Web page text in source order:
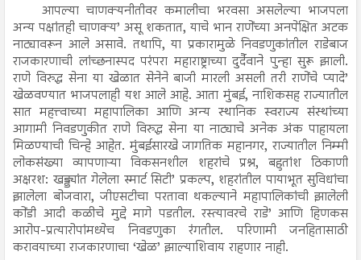
आपल्या चाणक्यनीतीवर कमालीचा भरवसा असलेल्या भाजपला
अन्य पक्षांतही चाणक्य’ असू शकतात, याचे भान राणेंच्या अनपेक्षित अटक
नाट्यावरून आले असावे. तथापि, या प्रकारामुळे निवडणुकांतील राडेबाज
राजकारणाची लांच्छनास्पद परंपरा महाराष्ट्राच्या दुर्दैवाने पुन्हा सुरू झाली.
राणे विरुद्ध सेना या खेळात सेनेने बाजी मारली असली तरी राणेंचे प्यादे’
खेळवण्यात भाजपलाही यश आले आहे. आता मुंबई, नाशिकसह राज्यातील
सात महत्त्वाच्या महापालिका आणि अन्य स्थानिक स्वराज्य संस्थांच्या
आगामी निवडणुकीत राणे विरुद्ध सेना या नाट्याचे अनेक अंक पाहायला
मिळण्याची चिन्हे आहेत. मुंबईसारखे जागतिक महानगर, राज्यातील निम्मी
लोकसंख्या व्यापणाऱ्या विकसनशील शहरांचे प्रश्न, बहुतांश ठिकाणी
अक्षरश: खड्ड्यांत गेलेला स्मार्ट सिटी’ प्रकल्प, शहरांतील पायाभूत सुविधांचा
झालेला बोजवारा, जीएसटीचा परतावा थकल्याने महापालिकांची झालेली
कोंडी आदी कळीचे मुद्दे मागे पडतील. रस्त्यावरचे राडे’ आणि हिणकस
आरोप-प्रत्यारोपांमध्येच निवडणुका रंगतील. परिणामी जनहितासाठी
करावयाच्या राजकारणाचा ‘खेळ’ झाल्याशिवाय राहणार नाही.